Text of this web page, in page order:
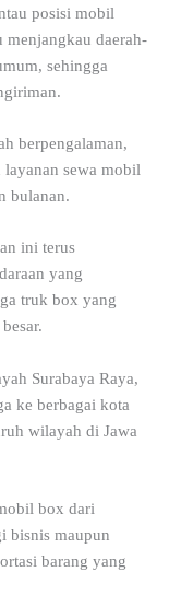
posisi mobil
menjangkau daerah-
sehingga
berpengalaman,
sewa mobil
bulanan.
ini terus
yang
truk box yang
Surabaya Raya,
ke berbagai kota
wilayah di Jawa
box dari
bisnis maupun
barang yang